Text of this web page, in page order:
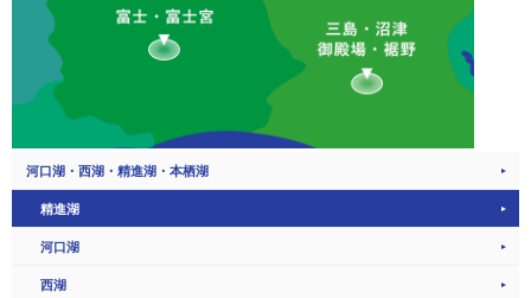
河口湖・西湖・精進湖・本栖湖
精進湖
河口湖
西湖